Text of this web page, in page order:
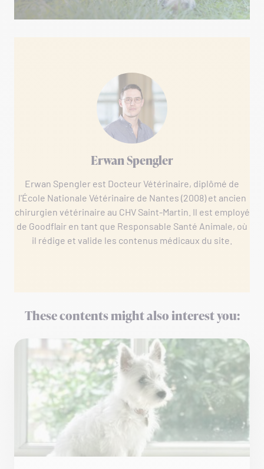
Erwan Spengler
Erwan Spengler est Docteur Vétérinaire, diplômé de
l'École Nationale Vétérinaire de Nantes (2008) et ancien
chirurgien vétérinaire au CHV Saint-Martin. Il est employé
de Goodflair en tant que Responsable Santé Animale, où
il rédige et valide les contenus médicaux du site.
These contents might also interest you: